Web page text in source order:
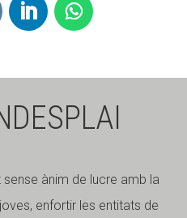
sense ànim de lucre amb la
enfortir les entitats de